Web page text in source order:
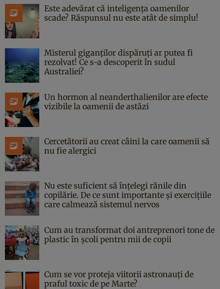
Este adevărat că inteligența oamenilor
scade? Răspunsul nu este atât de simplu!
Misterul giganților dispăruți ar putea fi
rezolvat! Ce s-a descoperit în sudul
Australiei?
Un hormon al neanderthalienilor are efecte
vizibile la oamenii de astăzi
Cercetătorii au creat câini la care oamenii să
nu fie alergici
Nu este suficient să înțelegi rănile din
copilărie. De ce sunt importante și exercițiile
care calmează sistemul nervos
Cum au transformat doi antreprenori tone de
plastic în școli pentru mii de copii
Cum se vor proteja viitorii astronauți de
praful toxic de pe Marte?